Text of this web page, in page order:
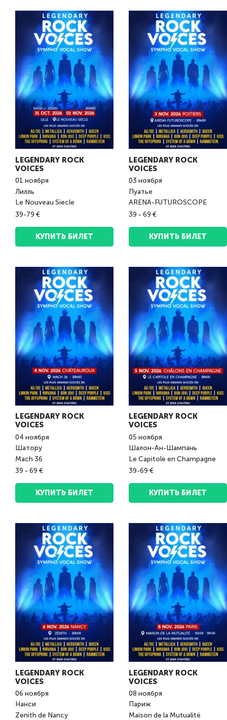
LEGENDARY ROCK
VOICES
01 ноября
Лилль
Le Nouveau Siecle
39-79 €
КУПИТЬ БИЛЕТ
LEGENDARY ROCK
VOICES
03 ноября
Пуатье
ARENA-FUTUROSCOPE
39 - 69 €
КУПИТЬ БИЛЕТ
LEGENDARY ROCK
VOICES
04 ноября
Шатору
Mach 36
39 - 69 €
КУПИТЬ БИЛЕТ
LEGENDARY ROCK
VOICES
05 ноября
Шалон-Ан-Шампань
Le Capitole en Champagne
39-69 €
КУПИТЬ БИЛЕТ
LEGENDARY ROCK
VOICES
06 ноября
Нанси
Zenith de Nancy
LEGENDARY ROCK
VOICES
08 ноября
Париж
Maison de la Mutualité